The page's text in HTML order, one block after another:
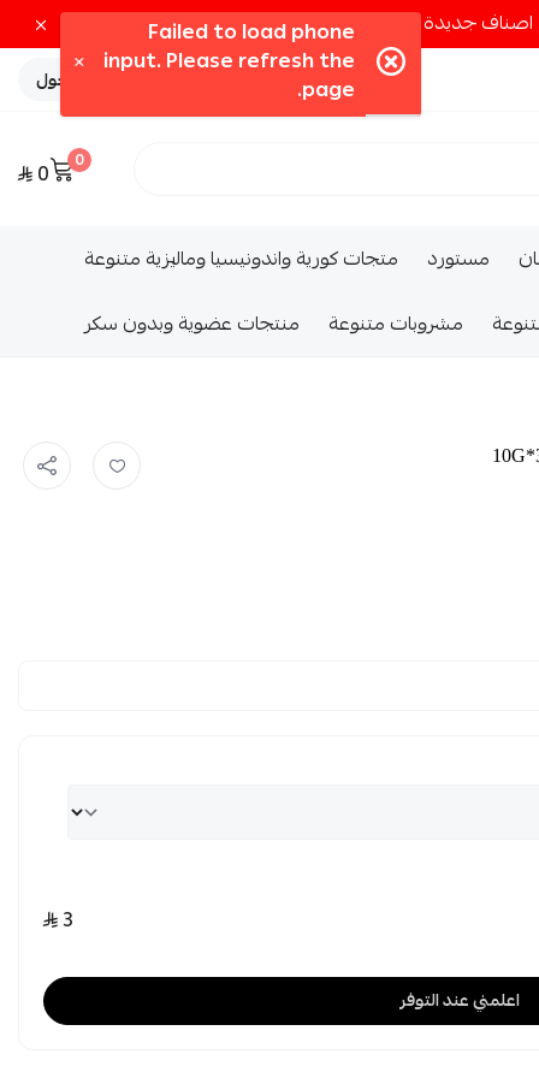
تسجيل الدخول
0
0
مستورد
متجات كورية واندونيسيا وماليزية متنوعة
مشروبات متنوعة منتجات عضوية وبدون سكر
3
اعلمني عند التوفر